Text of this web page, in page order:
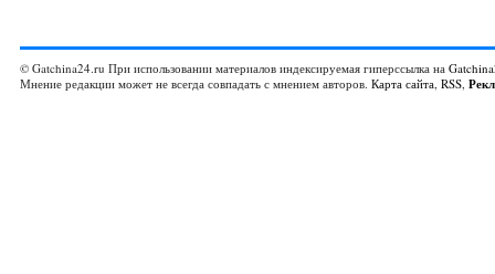
© Gatchina24.ru При использовании материалов индексируемая гиперссылка на
Мнение редакции может не всегда совпадать с мнением авторов. Карта сайта, RSS,